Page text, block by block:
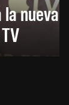
nueva